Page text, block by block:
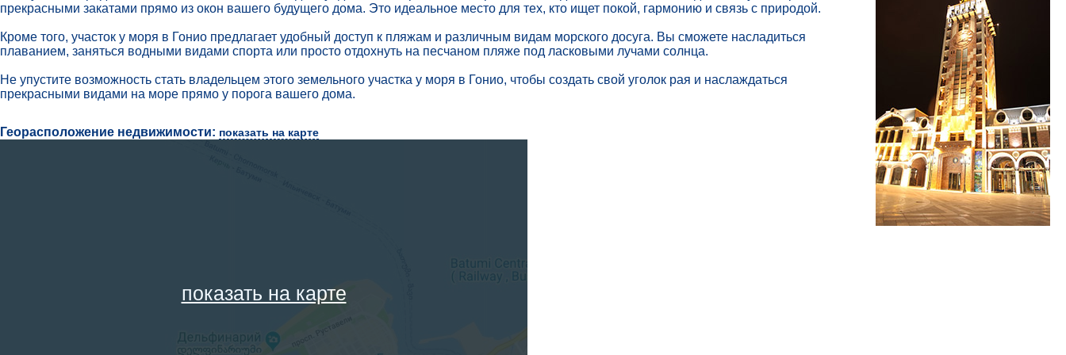
прекрасными закатами прямо из окон вашего будущего дома. Это идеальное место для тех, кто ищет покой, гармонию и связь с природой.
Кроме того, участок у моря в Гонио предлагает удобный доступ к пляжам и различным видам морского досуга. Вы сможете насладиться
плаванием, заняться водными видами спорта или просто отдохнуть на песчаном пляже под ласковыми лучами солнца.
Не упустите возможность стать владельцем этого земельного участка у моря в Гонио, чтобы создать свой уголок рая и наслаждаться
прекрасными видами на море прямо у порога вашего дома.
Георасположение недвижимости: показать на карте
показать на карте